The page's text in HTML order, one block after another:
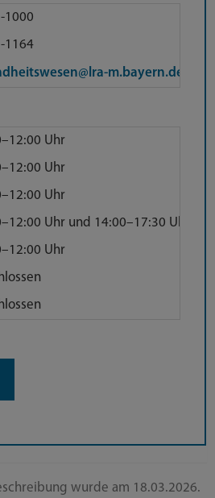
1000
1164
m.bayern.de
Uhr
Uhr
Uhr
Uhr und 14:00–17:30 Uhr
Uhr
wurde am 18.03.2026.